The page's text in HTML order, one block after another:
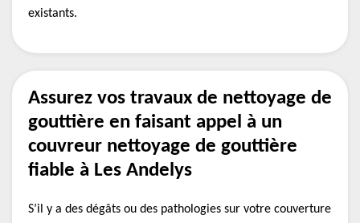
existants.
Assurez vos travaux de nettoyage de
gouttière en faisant appel à un
couvreur nettoyage de gouttière
fiable à Les Andelys
S’il y a des dégâts ou des pathologies sur votre couverture